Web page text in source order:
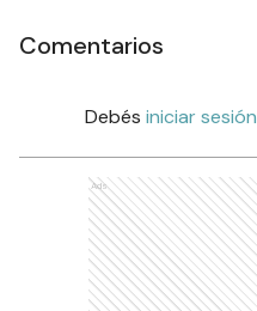
Comentarios
Debés iniciar sesión
Ads